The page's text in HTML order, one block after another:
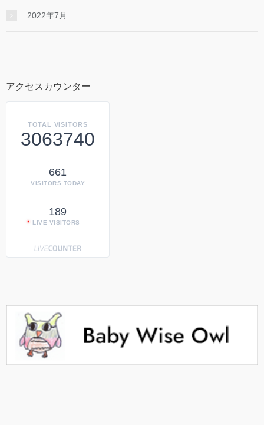
2022年7月
アクセスカウンター
TOTAL VISITORS
3063740
661
VISITORS TODAY
189
LIVE VISITORS